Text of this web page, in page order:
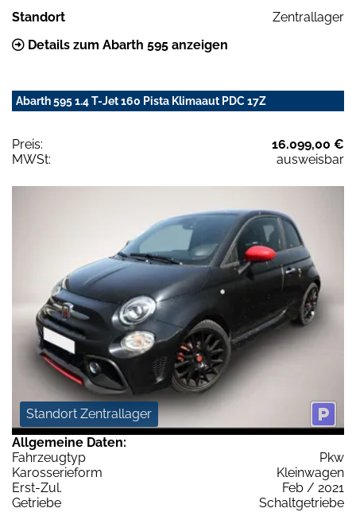
Standort
Zentrallager
Details zum Abarth 595 anzeigen
Abarth 595 1.4 T-Jet 160 Pista Klimaaut PDC 17Z
Preis:
16.099,00 €
MWSt:
ausweisbar
Standort Zentrallager
Allgemeine Daten:
Fahrzeugtyp
Pkw
Karosserieform
Kleinwagen
Erst-Zul.
Feb / 2021
Getriebe
Schaltgetriebe